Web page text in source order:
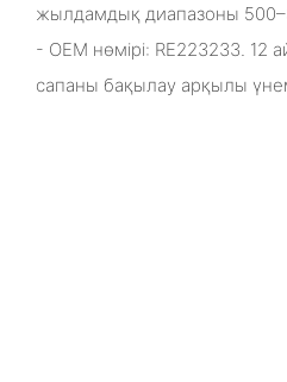
жылдамдық диапазоны
- OEM нөмірі: RE223233. 12
сапаны бақылау арқылы